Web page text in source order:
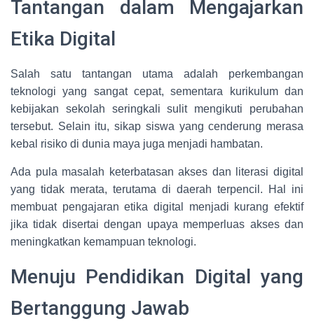
Tantangan dalam Mengajarkan
Etika Digital
Salah satu tantangan utama adalah perkembangan
teknologi yang sangat cepat, sementara kurikulum dan
kebijakan sekolah seringkali sulit mengikuti perubahan
tersebut. Selain itu, sikap siswa yang cenderung merasa
kebal risiko di dunia maya juga menjadi hambatan.
Ada pula masalah keterbatasan akses dan literasi digital
yang tidak merata, terutama di daerah terpencil. Hal ini
membuat pengajaran etika digital menjadi kurang efektif
jika tidak disertai dengan upaya memperluas akses dan
meningkatkan kemampuan teknologi.
Menuju Pendidikan Digital yang
Bertanggung Jawab